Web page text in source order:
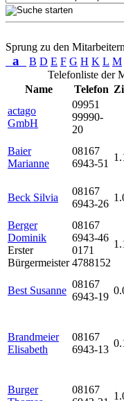
Sprung zu den
a B D E F G H K L M
Telefonliste der
Name
Telefon
actago
GmbH
09951
99990-
20
Baier
Marianne
08167
6943-51
Beck Silvia
08167
6943-26
Berger
Dominik
Erster
Bürgermeister
08167
6943-46
0171
4788152
Best Susanne
08167
6943-19
Brandmeier
Elisabeth
08167
6943-13
Burger
08167